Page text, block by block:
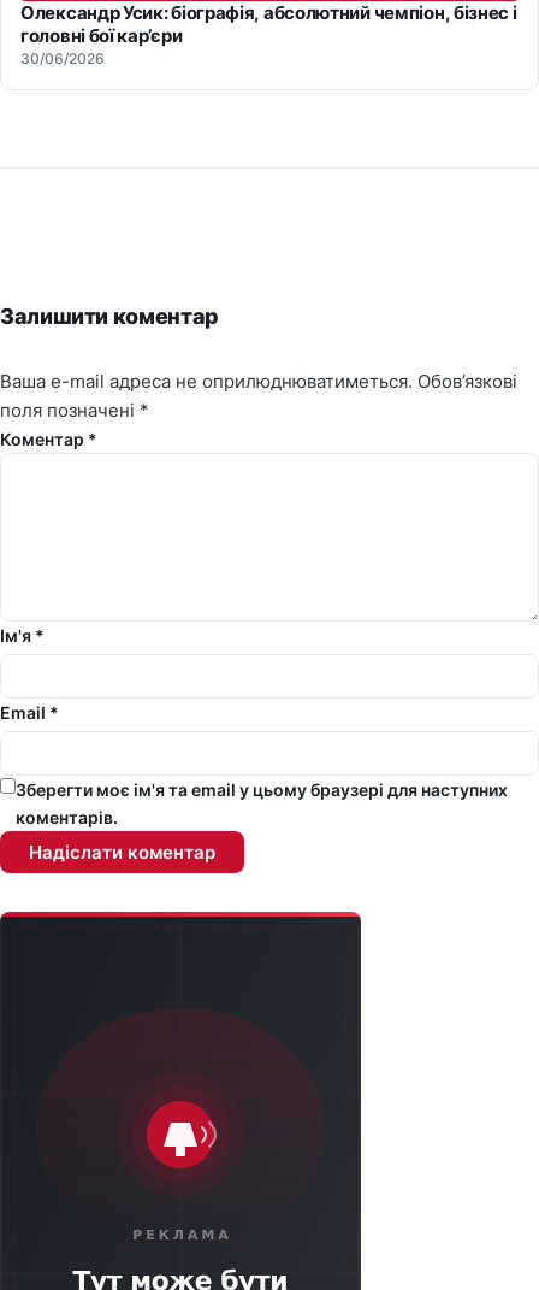
Олександр Усик: біографія, абсолютний чемпіон, бізнес і
головні бої кар’єри
30/06/2026
Залишити коментар
Ваша e-mail адреса не оприлюднюватиметься. Обов’язкові
поля позначені *
Коментар *
Ім'я *
Email *
Зберегти моє ім'я та email у цьому браузері для наступних
коментарів.